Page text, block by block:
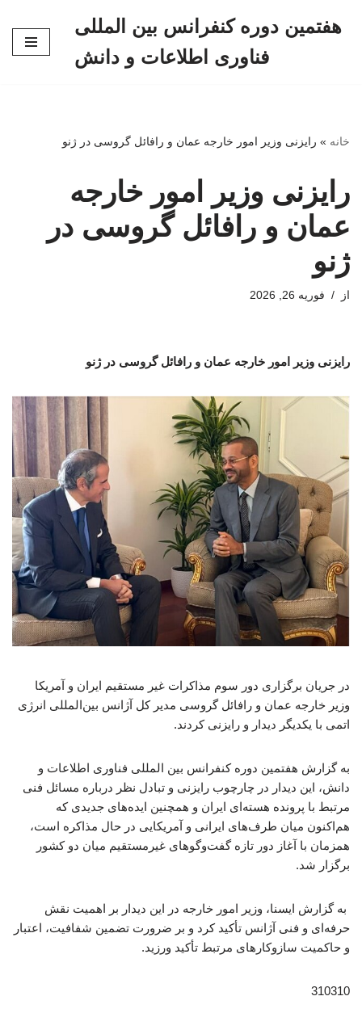
هفتمین دوره کنفرانس بین المللی
فناوری اطلاعات و دانش
خانه » رایزنی وزیر امور خارجه عمان و رافائل گروسی در ژنو
رایزنی وزیر امور خارجه
عمان و رافائل گروسی در
ژنو
از فوریه 26, 2026
رایزنی وزیر امور خارجه عمان و رافائل گروسی در ژنو
در جریان برگزاری دور سوم مذاکرات غیر مستقیم ایران و آمریکا
وزیر خارجه عمان و رافائل گروسی مدیر کل آژانس بین‌المللی انرژی
اتمی با یکدیگر دیدار و رایزنی کردند.
به گزارش هفتمین دوره کنفرانس بین المللی فناوری اطلاعات و
دانش، این دیدار در چارچوب رایزنی و تبادل نظر درباره مسائل فنی
مرتبط با پرونده هسته‌ای ایران و همچنین ایده‌های جدیدی که
هم‌اکنون میان طرف‌های ایرانی و آمریکایی در حال مذاکره است،
همزمان با آغاز دور تازه گفت‌وگوهای غیرمستقیم میان دو کشور
برگزار شد.
به گزارش ایسنا، وزیر امور خارجه در این دیدار بر اهمیت نقش
حرفه‌ای و فنی آژانس تأکید کرد و بر ضرورت تضمین شفافیت، اعتبار
و حاکمیت سازوکارهای مرتبط تأکید ورزید.
310310